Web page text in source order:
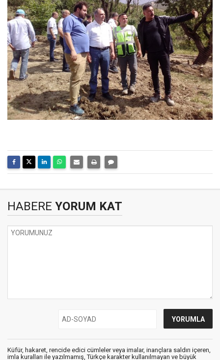
HABERE YORUM KAT
Küfür, hakaret, rencide edici cümleler veya imalar, inançlara saldırı içeren,
imla kuralları ile yazılmamış, Türkçe karakter kullanılmayan ve büyük